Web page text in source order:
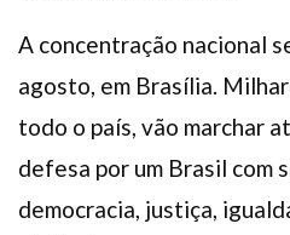
A concentração nacional
agosto, em Brasília.
todo o país, vão marchar
defesa por um Brasil com
democracia, justiça,